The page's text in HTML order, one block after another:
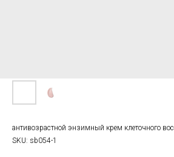
антивозрастной энзимный крем клеточного
SKU: sb054-1